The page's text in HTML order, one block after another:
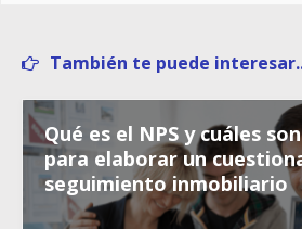
También te puede
Qué es el NPS y cuáles
para elaborar un
seguimiento inmobiliario